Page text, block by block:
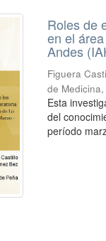
Roles de
en el
Andes
Figuera
de
Esta
del
período